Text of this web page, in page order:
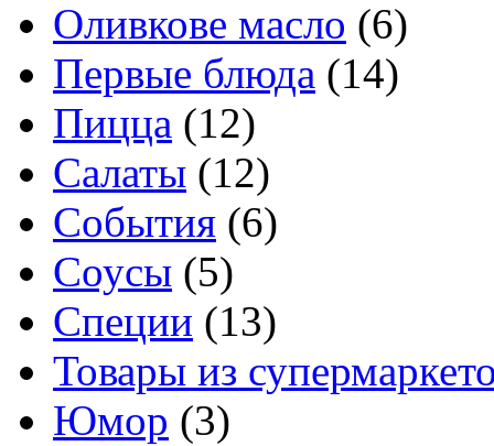
Оливкове масло (6)
Первые блюда (14)
Пицца (12)
Салаты (12)
События (6)
Соусы (5)
Специи (13)
Товары из
Юмор (3)